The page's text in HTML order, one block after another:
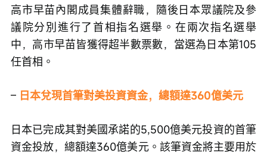
高市早苗內閣成員集體辭職，隨後日本眾議院及參
議院分別進行了首相指名選舉。在兩次指名選舉
中，高市早苗皆獲得超半數票數，當選為日本第105
任首相。
– 日本兌現首筆對美投資資金，總額達360億美元
日本已完成其對美國承諾的5,500億美元投資的首筆
資金投放，總額達360億美元。該筆資金將主要用於